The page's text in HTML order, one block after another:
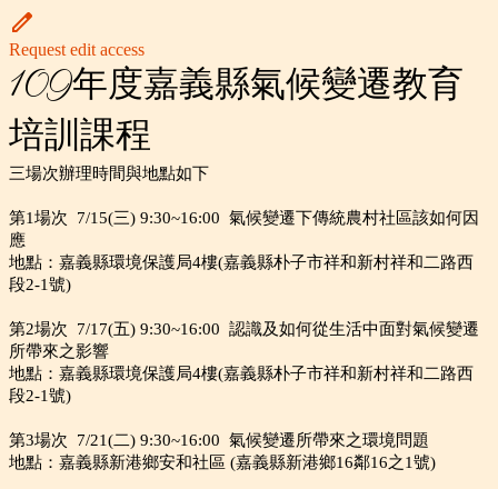
Request edit access
109年度嘉義縣氣候變遷教育
培訓課程
三場次辦理時間與地點如下
第1場次 7/15(三) 9:30~16:00 氣候變遷下傳統農村社區該如何因
應
地點：嘉義縣環境保護局4樓(嘉義縣朴子市祥和新村祥和二路西
段2-1號)
第2場次 7/17(五) 9:30~16:00 認識及如何從生活中面對氣候變遷
所帶來之影響
地點：嘉義縣環境保護局4樓(嘉義縣朴子市祥和新村祥和二路西
段2-1號)
第3場次 7/21(二) 9:30~16:00 氣候變遷所帶來之環境問題
地點：嘉義縣新港鄉安和社區 (嘉義縣新港鄉16鄰16之1號)